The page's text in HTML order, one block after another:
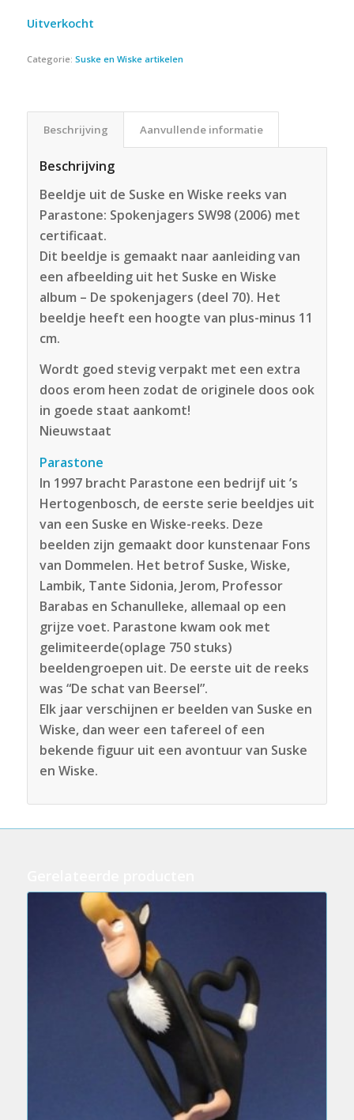
Uitverkocht
Categorie: Suske en Wiske artikelen
Beschrijving Aanvullende informatie
Beschrijving
Beeldje uit de Suske en Wiske reeks van
Parastone: Spokenjagers SW98 (2006) met
certificaat.
Dit beeldje is gemaakt naar aanleiding van
een afbeelding uit het Suske en Wiske
album – De spokenjagers (deel 70). Het
beeldje heeft een hoogte van plus-minus 11
cm.
Wordt goed stevig verpakt met een extra
doos erom heen zodat de originele doos ook
in goede staat aankomt!
Nieuwstaat
Parastone
In 1997 bracht Parastone een bedrijf uit ’s
Hertogenbosch, de eerste serie beeldjes uit
van een Suske en Wiske-reeks. Deze
beelden zijn gemaakt door kunstenaar Fons
van Dommelen. Het betrof Suske, Wiske,
Lambik, Tante Sidonia, Jerom, Professor
Barabas en Schanulleke, allemaal op een
grijze voet. Parastone kwam ook met
gelimiteerde(oplage 750 stuks)
beeldengroepen uit. De eerste uit de reeks
was “De schat van Beersel”.
Elk jaar verschijnen er beelden van Suske en
Wiske, dan weer een tafereel of een
bekende figuur uit een avontuur van Suske
en Wiske.